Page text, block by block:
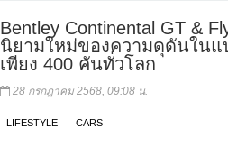
Bentley Continental GT &
นิยามใหม่ของความดุดันในแ
เพียง 400 คันทั่วโลก
28 กรกฎาคม 2568, 09:08 น.
LIFESTYLE CARS